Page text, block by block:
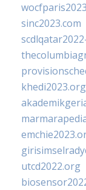
sinc2023.com
khedi2023.org
utcd2022.org